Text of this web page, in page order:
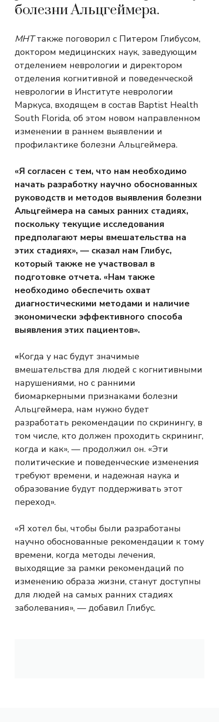
болезни Альцгеймера.
МНТтакже поговорил с Питером Глибусом,
доктором медицинских наук, заведующим
отделением неврологии и директором
отделения когнитивной и поведенческой
неврологии в Институте неврологии
Маркуса, входящем в состав Baptist Health
South Florida, об этом новом направленном
изменении в раннем выявлении и
профилактике болезни Альцгеймера.
«Я согласен с тем, что нам необходимо
начать разработку научно обоснованных
руководств и методов выявления болезни
Альцгеймера на самых ранних стадиях,
поскольку текущие исследования
предполагают меры вмешательства на
этих стадиях», — сказал нам Глибус,
который также не участвовал в
подготовке отчета. «Нам также
необходимо обеспечить охват
диагностическими методами и наличие
экономически эффективного способа
выявления этих пациентов».
«Когда у нас будут значимые
вмешательства для людей с когнитивными
нарушениями, но с ранними
биомаркерными признаками болезни
Альцгеймера, нам нужно будет
разработать рекомендации по скринингу, в
том числе, кто должен проходить скрининг,
когда и как», — продолжил он. «Эти
политические и поведенческие изменения
требуют времени, и надежная наука и
образование будут поддерживать этот
переход».
«Я хотел бы, чтобы были разработаны
научно обоснованные рекомендации к тому
времени, когда методы лечения,
выходящие за рамки рекомендаций по
изменению образа жизни, станут доступны
для людей на самых ранних стадиях
заболевания», — добавил Глибус.